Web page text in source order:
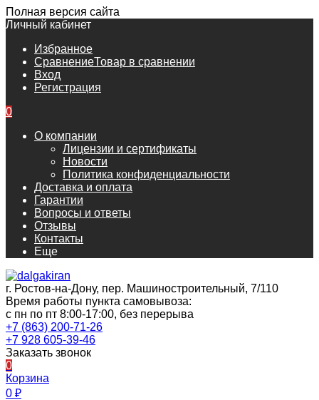
Полная версия сайта
Личный кабинет
Избранное
СравнениеТовар в сравнении
Вход
Регистрация
0
О компании
Лицензии и сертификаты
Новости
Политика конфиденциальности
Доставка и оплата
Гарантии
Вопросы и ответы
Отзывы
Контакты
Еще
г. Ростов-на-Дону, пер. Машиностроительный, 7/110
Время работы пункта самовывоза:
с пн по пт 8:00-17:00, без перерыва
+7 (863) 200-71-26
+7 928 605-39-46
Заказать звонок
0
Корзина
0 ₽